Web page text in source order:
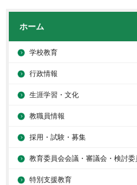
ホーム
学校教育
行政情報
生涯学習・文化
教職員情報
採用・試験・募集
教育委員会会議・審議会・検討委
特別支援教育